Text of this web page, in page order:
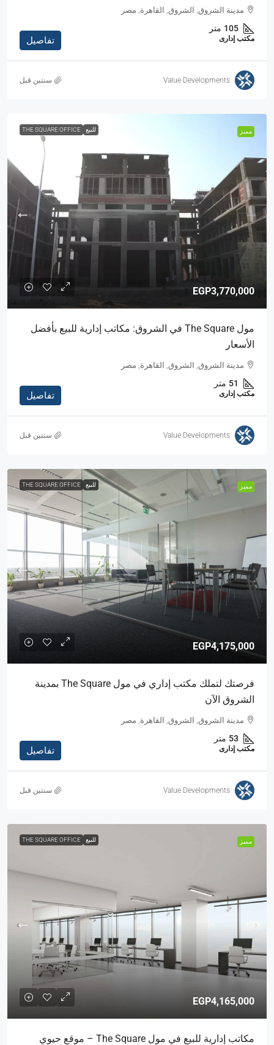
مدينة الشروق, الشروق, القاهرة, مصر
105 متر
مكتب إدارى تفاصيل
Value Developments ‏سنتين قبل
مميز للبيع THE SQUARE OFFICE
EGP3,770,000
مول The Square في الشروق: مكاتب إدارية للبيع بأفضل
الأسعار
مدينة الشروق, الشروق, القاهرة, مصر
51 متر
مكتب إدارى تفاصيل
Value Developments ‏سنتين قبل
مميز للبيع THE SQUARE OFFICE
EGP4,175,000
فرصتك لتملك مكتب إداري في مول The Square بمدينة
الشروق الآن
مدينة الشروق, الشروق, القاهرة, مصر
53 متر
مكتب إدارى تفاصيل
Value Developments ‏سنتين قبل
مميز للبيع THE SQUARE OFFICE
EGP4,165,000
مكاتب إدارية للبيع في مول The Square – موقع حيوي